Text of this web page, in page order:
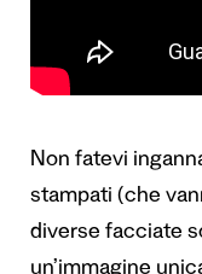
Non fatevi
stampati (che
diverse facciate